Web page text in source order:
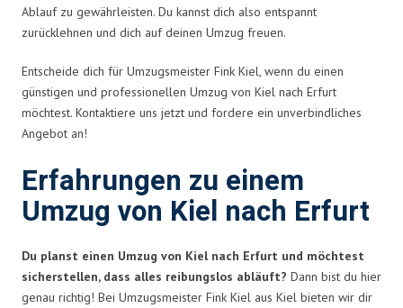
Ablauf zu gewährleisten. Du kannst dich also entspannt
zurücklehnen und dich auf deinen Umzug freuen.
Entscheide dich für Umzugsmeister Fink Kiel, wenn du einen
günstigen und professionellen Umzug von Kiel nach Erfurt
möchtest. Kontaktiere uns jetzt und fordere ein unverbindliches
Angebot an!
Erfahrungen zu einem
Umzug von Kiel nach Erfurt
Du planst einen Umzug von Kiel nach Erfurt und möchtest
sicherstellen, dass alles reibungslos abläuft? Dann bist du hier
genau richtig! Bei Umzugsmeister Fink Kiel aus Kiel bieten wir dir